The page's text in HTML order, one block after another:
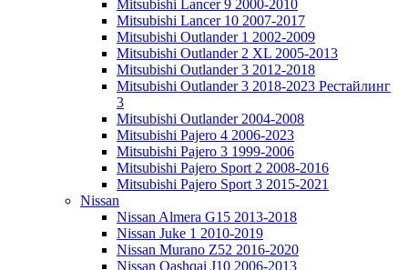
Mitsubishi Lancer 9 2000-2010
Mitsubishi Lancer 10 2007-2017
Mitsubishi Outlander 1 2002-2009
Mitsubishi Outlander 2 XL 2005-2013
Mitsubishi Outlander 3 2012-2018
Mitsubishi Outlander 3 2018-2023 Рестайлинг
3
Mitsubishi Outlander 2004-2008
Mitsubishi Pajero 4 2006-2023
Mitsubishi Pajero 3 1999-2006
Mitsubishi Pajero Sport 2 2008-2016
Mitsubishi Pajero Sport 3 2015-2021
Nissan
Nissan Almera G15 2013-2018
Nissan Juke 1 2010-2019
Nissan Murano Z52 2016-2020
Nissan Qashqai J10 2006-2013